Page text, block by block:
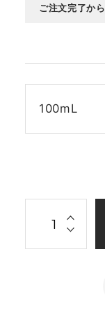
100mL
ご注文完了から